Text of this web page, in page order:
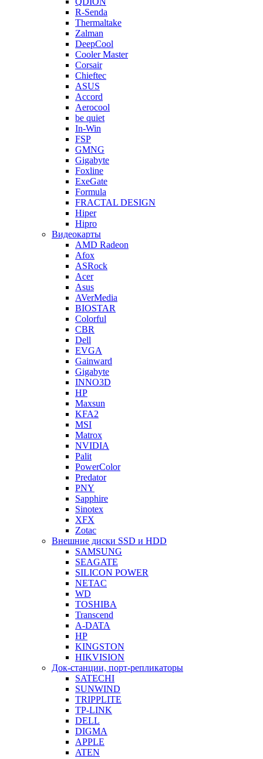
R-Senda
Thermaltake
Zalman
DeepCool
Cooler Master
Corsair
Chieftec
ASUS
Accord
Aerocool
be quiet
In-Win
FSP
GMNG
Gigabyte
Foxline
ExeGate
Formula
FRACTAL DESIGN
Hiper
Hipro
Видеокарты
AMD Radeon
Afox
ASRock
Acer
Asus
AVerMedia
BIOSTAR
Colorful
CBR
Dell
EVGA
Gainward
Gigabyte
INNO3D
HP
Maxsun
KFA2
MSI
Matrox
NVIDIA
Palit
PowerColor
Predator
PNY
Sapphire
Sinotex
XFX
Zotac
Внешние диски SSD и HDD
SAMSUNG
SEAGATE
SILICON POWER
NETAC
WD
TOSHIBA
Transcend
A-DATA
HP
KINGSTON
HIKVISION
Док-станции, порт-репликаторы
SATECHI
SUNWIND
TRIPPLITE
TP-LINK
DELL
DIGMA
APPLE
ATEN